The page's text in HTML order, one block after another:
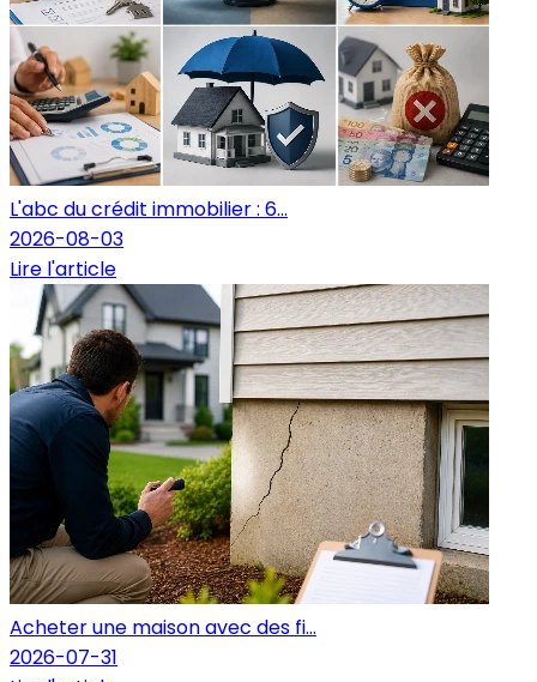
L'abc du crédit immobilier : 6...
2026-08-03
Lire l'article
Acheter une maison avec des fi...
2026-07-31